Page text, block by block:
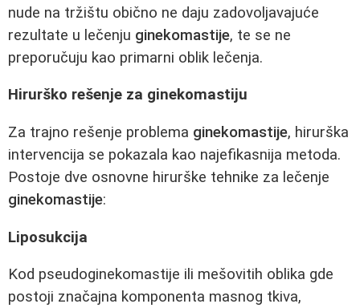
nude na tržištu obično ne daju zadovoljavajuće
rezultate u lečenju ginekomastije, te se ne
preporučuju kao primarni oblik lečenja.
Hirurško rešenje za ginekomastiju
Za trajno rešenje problema ginekomastije, hirurška
intervencija se pokazala kao najefikasnija metoda.
Postoje dve osnovne hirurške tehnike za lečenje
ginekomastije:
Liposukcija
Kod pseudoginekomastije ili mešovitih oblika gde
postoji značajna komponenta masnog tkiva,